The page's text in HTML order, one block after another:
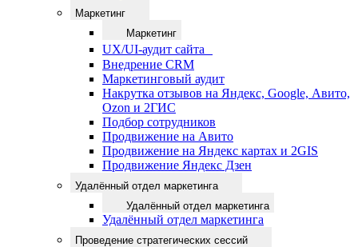
Маркетинг
Маркетинг
UX/UI-аудит сайта
Внедрение CRM
Маркетинговый аудит
Накрутка отзывов на Яндекс, Google, Авито,
Ozon и 2ГИС
Подбор сотрудников
Продвижение на Авито
Продвижение на Яндекс картах и 2GIS
Продвижение Яндекс Дзен
Удалённый отдел маркетинга
Удалённый отдел маркетинга
Удалённый отдел маркетинга
Проведение стратегических сессий